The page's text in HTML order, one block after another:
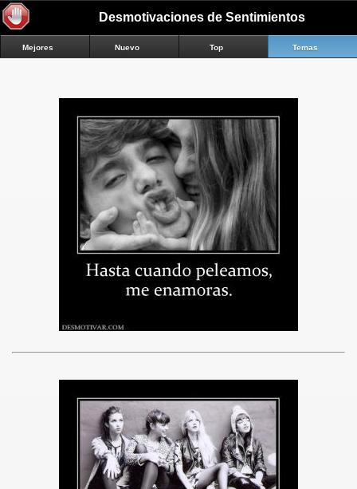
Desmotivaciones de Sentimientos
Mejores Nuevo Top Temas